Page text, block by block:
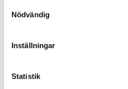
Nödvändig
Inställningar
Statistik
(https://webshop.pressbyran.se/
https://webshop.pressbyran.se/
b241200379730ac0.js:1:167872
(https://
b241200379730ac0.js:1:167879)
(https://